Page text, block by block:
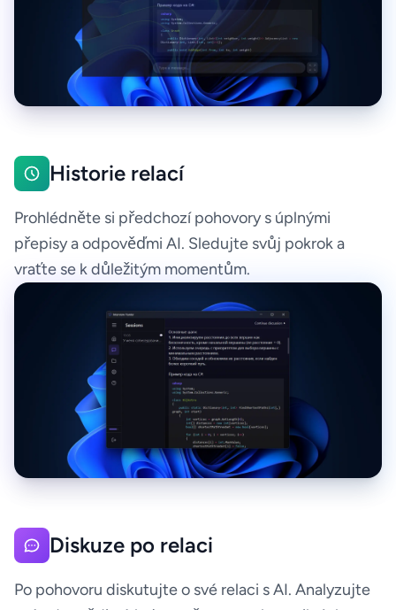
Historie relací
Prohlédněte si předchozí pohovory s úplnými
přepisy a odpověďmi AI. Sledujte svůj pokrok a
vraťte se k důležitým momentům.
Diskuze po relaci
Po pohovoru diskutujte o své relaci s AI. Analyzujte